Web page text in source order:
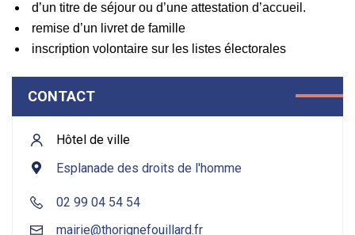
d’un titre de séjour ou d’une attestation d’accueil.
remise d’un livret de famille
inscription volontaire sur les listes électorales
CONTACT
Hôtel de ville
Esplanade des droits de l'homme
02 99 04 54 54
mairie@thorignefouillard.fr